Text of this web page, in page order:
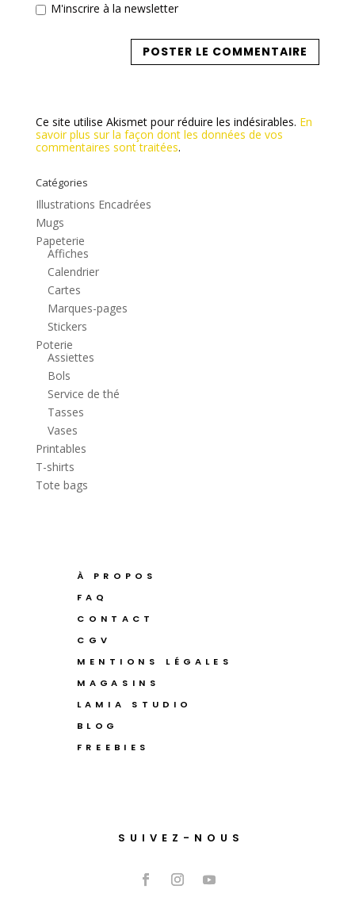
M'inscrire à la newsletter
Ce site utilise Akismet pour réduire les indésirables. En
savoir plus sur la façon dont les données de vos
commentaires sont traitées.
Catégories
Illustrations Encadrées
Mugs
Papeterie
Affiches
Calendrier
Cartes
Marques-pages
Stickers
Poterie
Assiettes
Bols
Service de thé
Tasses
Vases
Printables
T-shirts
Tote bags
À PROPOS
FAQ
CONTACT
CGV
MENTIONS LÉGALES
MAGASINS
LAMIA STUDIO
BLOG
FREEBIES
SUIVEZ-NOUS